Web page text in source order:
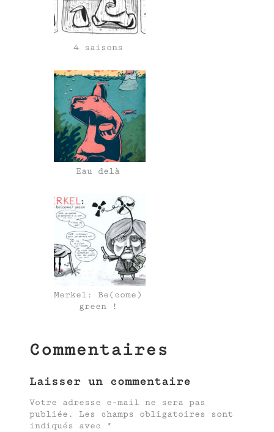
4 saisons
Eau delà
Merkel: Be(come)
green !
Commentaires
Laisser un commentaire
Votre adresse e-mail ne sera pas
publiée.
Les champs obligatoires sont
indiqués avec
*